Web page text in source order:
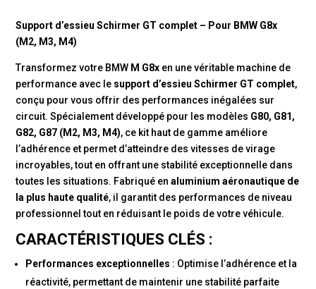
Support d’essieu Schirmer GT complet – Pour BMW G8x
(M2, M3, M4)
Transformez votre BMW M G8x en une véritable machine de
performance avec le support d’essieu Schirmer GT complet,
conçu pour vous offrir des performances inégalées sur
circuit. Spécialement développé pour les modèles G80, G81,
G82, G87 (M2, M3, M4), ce kit haut de gamme améliore
l’adhérence et permet d’atteindre des vitesses de virage
incroyables, tout en offrant une stabilité exceptionnelle dans
toutes les situations. Fabriqué enaluminium aéronautique de
la plus haute qualité, il garantit des performances de niveau
professionnel tout en réduisant le poids de votre véhicule.
CARACTÉRISTIQUES CLÉS :
Performances exceptionnelles : Optimise l’adhérence et la
réactivité, permettant de maintenir une stabilité parfaite